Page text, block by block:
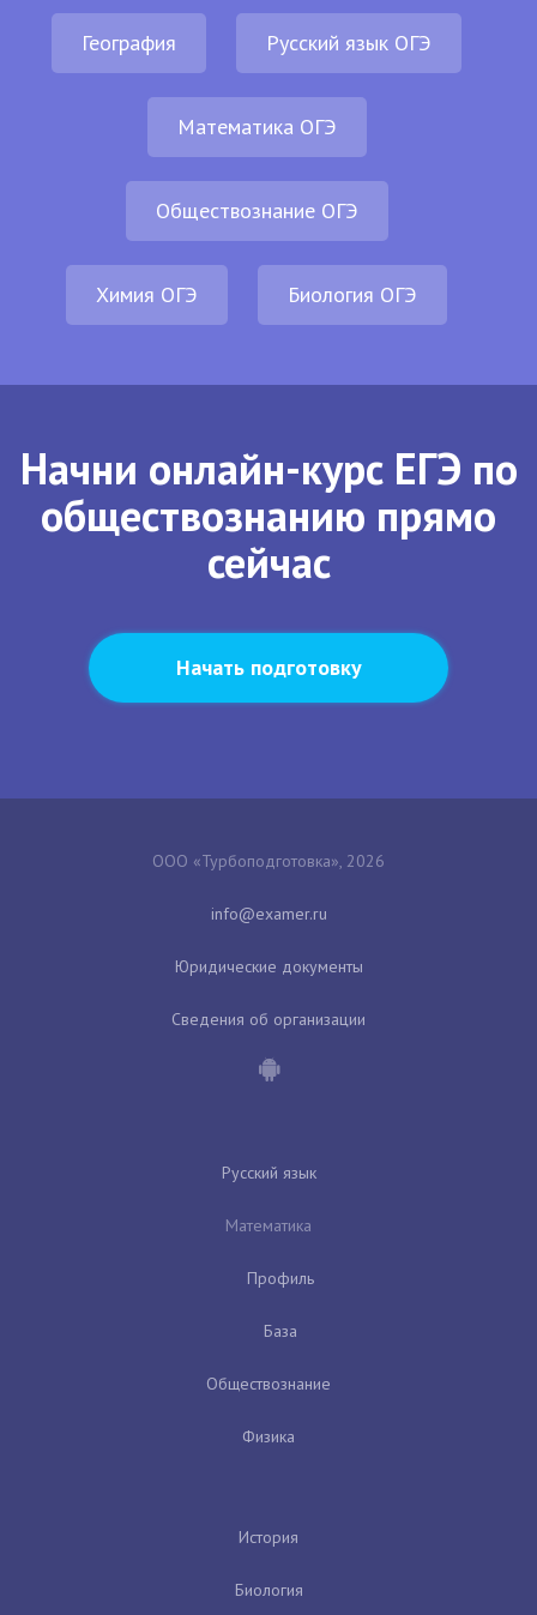
География Русский язык ОГЭ
Математика ОГЭ
Обществознание ОГЭ
Химия ОГЭ Биология ОГЭ
Начни онлайн-курс ЕГЭ по
обществознанию прямо
сейчас
Начать подготовку
ООО «Турбоподготовка», 2026
Юридические документы
Сведения об организации
Русский язык
Математика
Профиль
База
Обществознание
Физика
История
Биология